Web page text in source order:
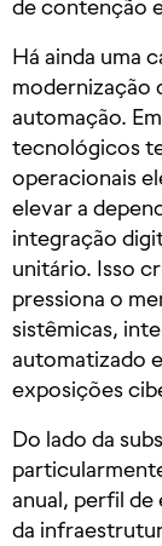
de contenção
Há ainda uma
modernização
automação.
tecnológicos
operacionais
elevar a
integração
unitário. Isso
pressiona o
sistêmicas,
automatizado
exposições
Do lado da
anual, perfil de
da